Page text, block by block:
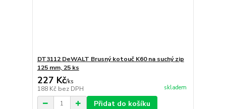
DT3112 DeWALT Brusný kotouč K60 na suchý zip
125 mm, 25 ks
227 Kč/ks
188 Kč bez DPH skladem
Přidat do košíku